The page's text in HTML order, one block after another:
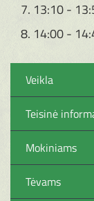
7. 13:10 -
8. 14:00 -
Veikla
Teisinė
Mokiniams
Tėvams